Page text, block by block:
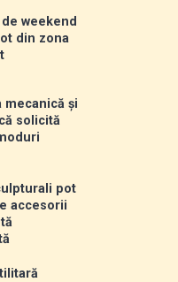
weekend
din zona
mecanică și
solicită
pot
accesorii